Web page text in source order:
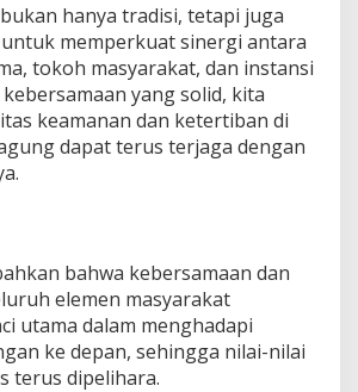
hanya tradisi, tetapi juga
memperkuat sinergi antara
tokoh masyarakat, dan instansi
yang solid, kita
keamanan dan ketertiban di
dapat terus terjaga dengan
bahwa kebersamaan dan
elemen masyarakat
utama dalam menghadapi
ke depan, sehingga nilai-nilai
terus dipelihara.